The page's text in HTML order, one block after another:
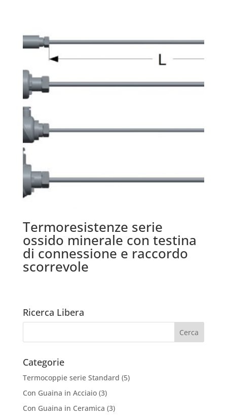
Termoresistenze serie
ossido minerale con testina
di connessione e raccordo
scorrevole
Ricerca Libera
Categorie
Termocoppie serie Standard (5)
Con Guaina in Acciaio (3)
Con Guaina in Ceramica (3)